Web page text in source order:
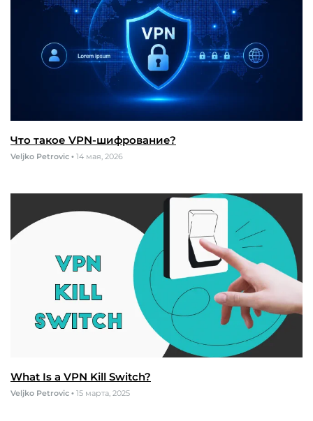
Что такое VPN-шифрование?
Veljko Petrovic • 14 мая, 2026
What Is a VPN Kill Switch?
Veljko Petrovic • 15 марта, 2025